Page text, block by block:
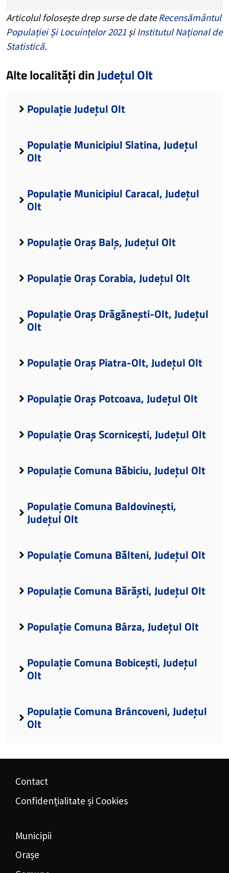
Articolul folosește drep surse de dateRecensământul
Populației Și Locuințelor 2021 șiInstitutul Național de
Statistică.
Alte localități dinJudețul Olt
Populație Județul Olt
Populație Municipiul Slatina, Județul
Olt
Populație Municipiul Caracal, Județul
Olt
Populație Oraș Balș, Județul Olt
Populație Oraș Corabia, Județul Olt
Populație Oraș Drăgănești-Olt, Județul
Olt
Populație Oraș Piatra-Olt, Județul Olt
Populație Oraș Potcoava, Județul Olt
Populație Oraș Scornicești, Județul Olt
Populație Comuna Băbiciu, Județul Olt
Populație Comuna Baldovinești,
Județul Olt
Populație Comuna Bălteni, Județul Olt
Populație Comuna Bărăști, Județul Olt
Populație Comuna Bârza, Județul Olt
Populație Comuna Bobicești, Județul
Olt
Populație Comuna Brâncoveni, Județul
Olt
Contact
Confidențialitate și Cookies
Municipii
Orașe